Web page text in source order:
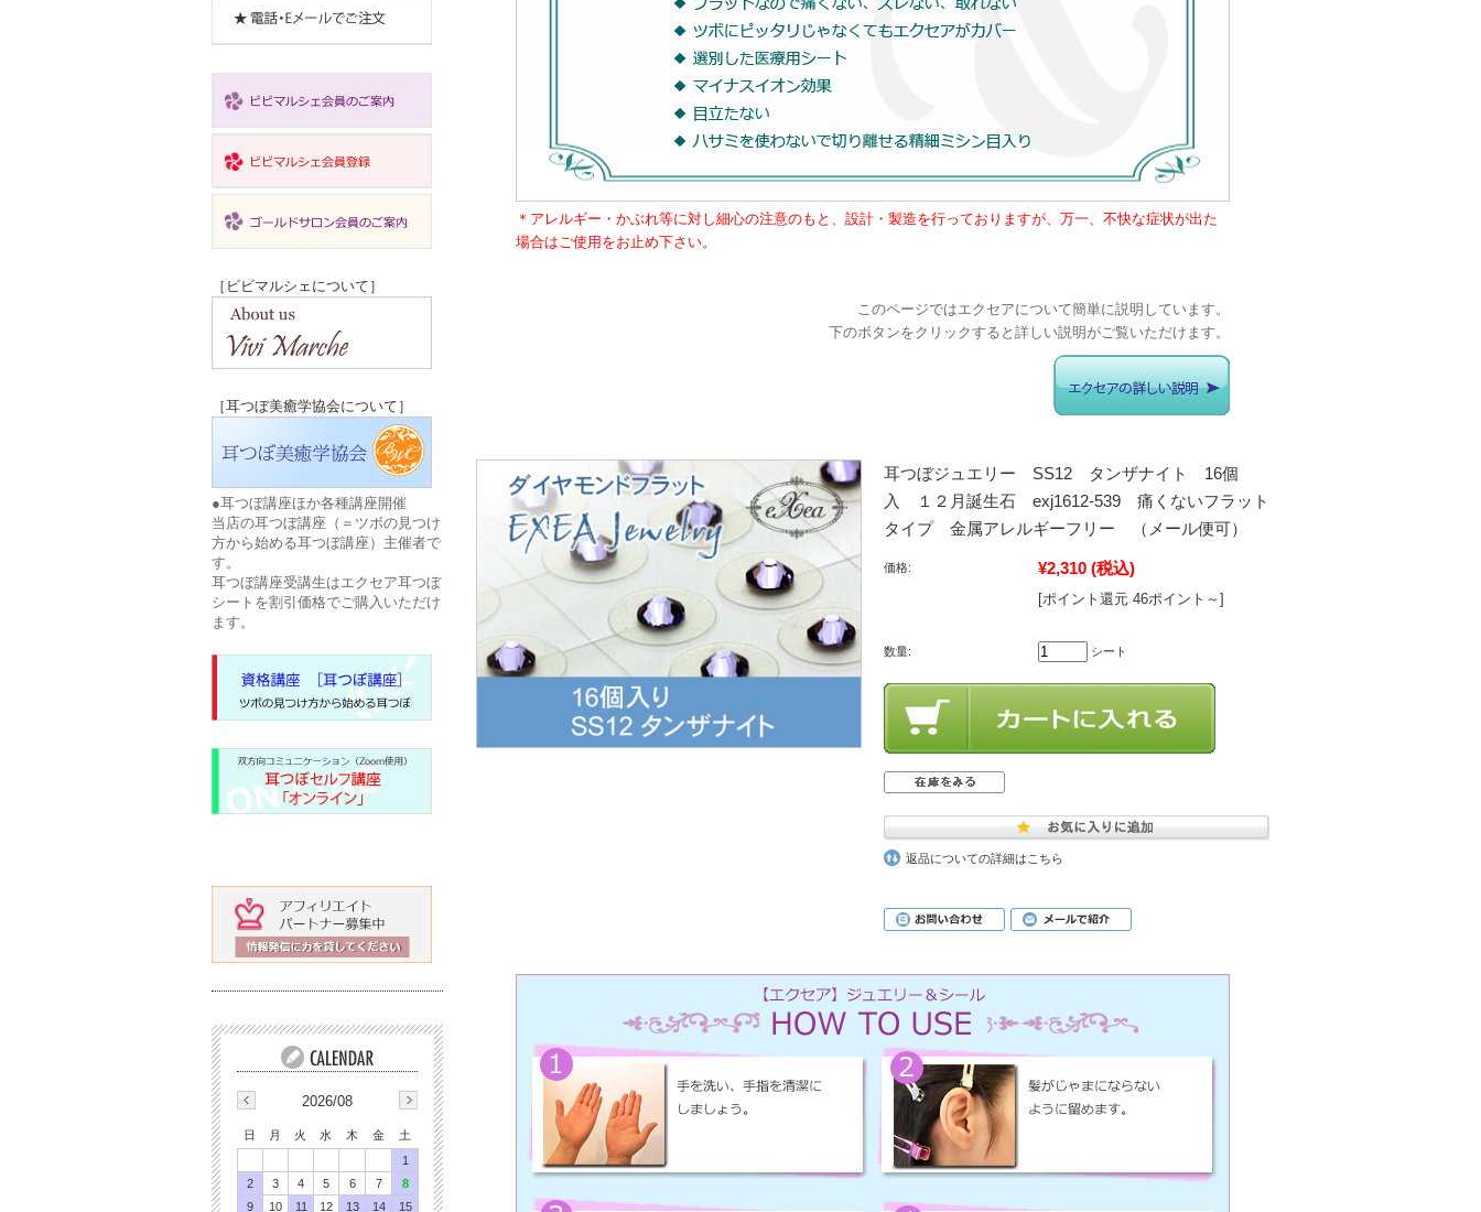
＊アレルギー・かぶれ等に対し細心の注意のもと、設計・製造を行っておりますが、万一、不快な症状が出た
場合はご使用をお止め下さい。
このページではエクセアについて簡単に説明しています。
下のボタンをクリックすると詳しい説明がご覧いただけます。
耳つぼジュエリー SS12 タンザナイト 16個
入 １２月誕生石 exj1612-539 痛くないフラット
タイプ 金属アレルギーフリー （メール便可）
価格: ¥2,310 (税込)
[ポイント還元 46ポイント～]
数量: シート
返品についての詳細はこちら
［ビビマルシェについて］
［耳つぼ美癒学協会について］
●耳つぼ講座ほか各種講座開催
当店の耳つぼ講座（＝ツボの見つけ
方から始める耳つぼ講座）主催者で
す。
耳つぼ講座受講生はエクセア耳つぼ
シートを割引価格でご購入いただけ
ます。
2026/08
日 月 火 水 木 金
土
1
2
3 4 5 6 7
8
9
10 11 12 13 14 15